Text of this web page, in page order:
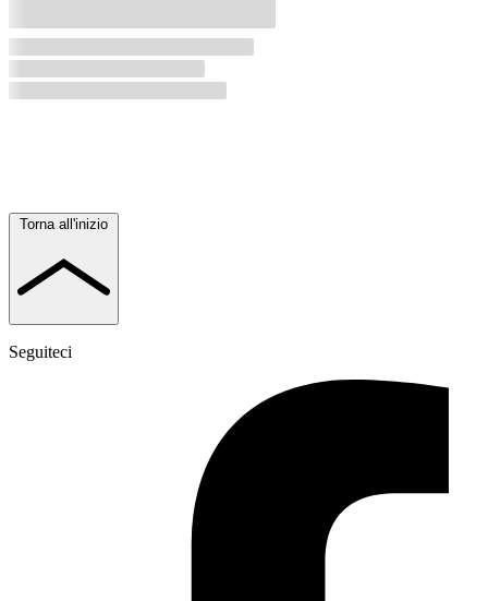
Torna all'inizio
Seguiteci